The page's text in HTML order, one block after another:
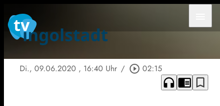
Di., 09.06.2020 , 16:40 Uhr / play_circle_outline 02:15
headphones chrome_reader_mode bookmark_border